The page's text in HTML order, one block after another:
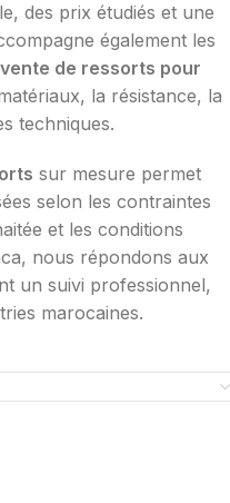
des prix étudiés et une
également les
vente de ressorts pour
la résistance, la
techniques.
sur mesure permet
selon les contraintes
et les conditions
nous répondons aux
un suivi professionnel,
marocaines.